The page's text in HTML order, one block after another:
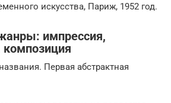
искусства, Париж, 1952 год.
импрессия,
композиция
Первая абстрактная